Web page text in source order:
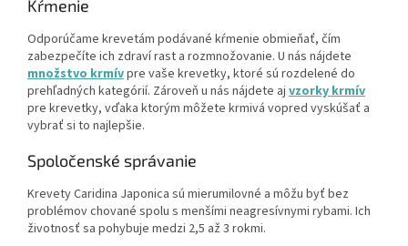
Kŕmenie
Odporúčame krevetám podávané kŕmenie obmieňať, čím
zabezpečíte ich zdraví rast a rozmnožovanie. U nás nájdete
množstvo krmívpre vaše krevetky, ktoré sú rozdelené do
prehľadných kategórií. Zároveň u nás nájdete aj vzorky krmív
pre krevetky, vďaka ktorým môžete krmivá vopred vyskúšať a
vybrať si to najlepšie.
Spoločenské správanie
Krevety Caridina Japonica sú mierumilovné a môžu byť bez
problémov chované spolu s menšími neagresívnymi rybami. Ich
životnosť sa pohybuje medzi 2,5 až 3 rokmi.